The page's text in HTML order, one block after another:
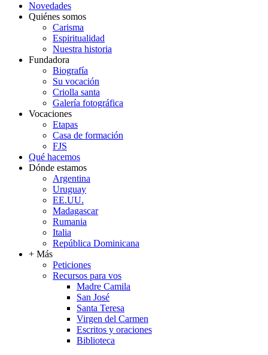
Novedades
Quiénes somos
Carisma
Espiritualidad
Nuestra historia
Fundadora
Biografía
Su vocación
Criolla santa
Galería fotográfica
Vocaciones
Etapas
Casa de formación
FJS
Qué hacemos
Dónde estamos
Argentina
Uruguay
EE.UU.
Madagascar
Rumania
Italia
República Dominicana
+ Más
Peticiones
Recursos para vos
Madre Camila
San José
Santa Teresa
Virgen del Carmen
Escritos y oraciones
Biblioteca